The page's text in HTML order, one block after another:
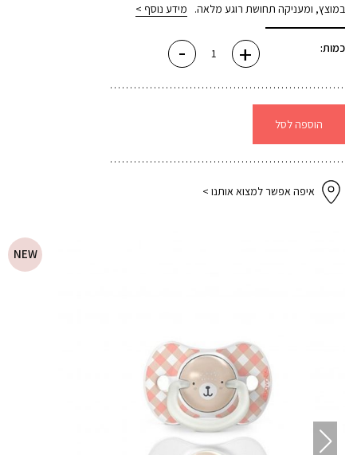
NEW
במוצץ, ומעניקה תחושת רוגע מלאה. מידע נוסף >
כמות: - של
0-
+
הוספה לסל
איפה אפשר למצוא אותנו >